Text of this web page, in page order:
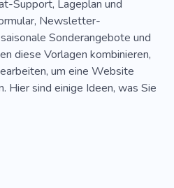
Support, Lageplan und
Newsletter-
Sonderangebote und
diese Vorlagen kombinieren,
um eine Website
Hier sind einige Ideen, was Sie